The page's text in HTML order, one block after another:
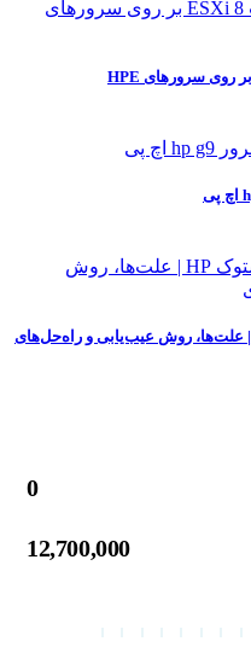
آموزش تغییر بوت سرور استوک HP | علت‌ها، روش عیب‌یابی و راه‌حل‌های
0
12,700,000